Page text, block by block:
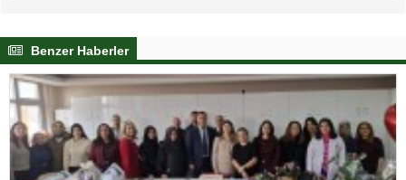
Benzer Haberler